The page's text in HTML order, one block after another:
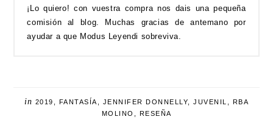
¡Lo quiero! con vuestra compra nos dais una pequeña
comisión al blog. Muchas gracias de antemano por
ayudar a que Modus Leyendi sobreviva.
in 2019 FANTASÍA JENNIFER DONNELLY JUVENIL
RBA
MOLINO
RESEÑA